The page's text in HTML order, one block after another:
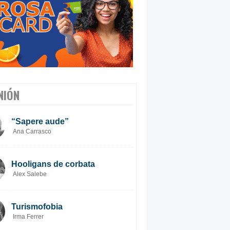
“Sapere aude”
Ana Carrasco
Hooligans de corbata
Alex Salebe
Turismofobia
Irma Ferrer